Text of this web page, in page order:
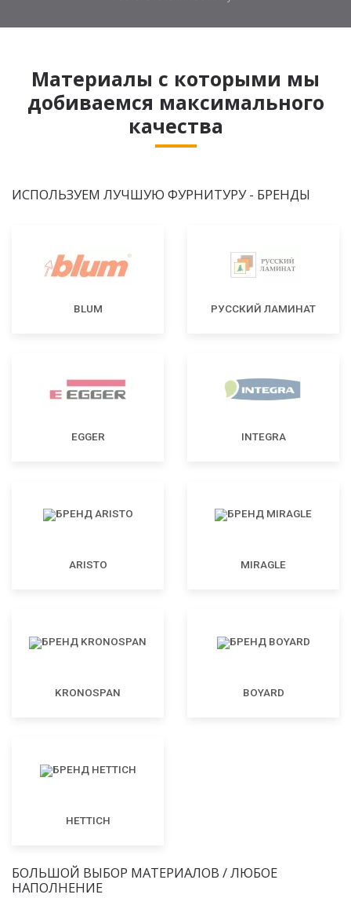
Материалы с которыми мы
добиваемся максимального
качества
ИСПОЛЬЗУЕМ ЛУЧШУЮ ФУРНИТУРУ - БРЕНДЫ
BLUM РУССКИЙ ЛАМИНАТ
EGGER INTEGRA
ARISTO MIRAGLE
KRONOSPAN BOYARD
HETTICH
БОЛЬШОЙ ВЫБОР МАТЕРИАЛОВ / ЛЮБОЕ
НАПОЛНЕНИЕ